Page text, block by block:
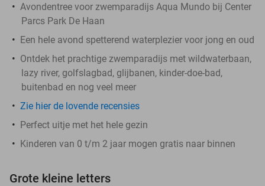
Avondentree voor zwemparadijs Aqua Mundo bij Center
Parcs Park De Haan
Een hele avond spetterend waterplezier voor jong en oud
Ontdek het prachtige zwemparadijs met wildwaterbaan,
lazy river, golfslagbad, glijbanen, kinder-doe-bad,
buitenbad en nog veel meer
Zie hier de lovende recensies
Perfect uitje met het hele gezin
Kinderen van 0 t/m 2 jaar mogen gratis naar binnen
Grote kleine letters